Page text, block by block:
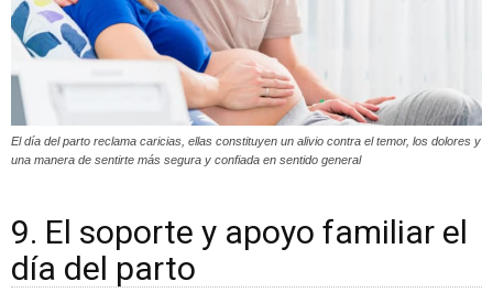
El día del parto reclama caricias, ellas constituyen un alivio contra el temor, los dolores y
una manera de sentirte más segura y confiada en sentido general
9. El soporte y apoyo familiar el
día del parto